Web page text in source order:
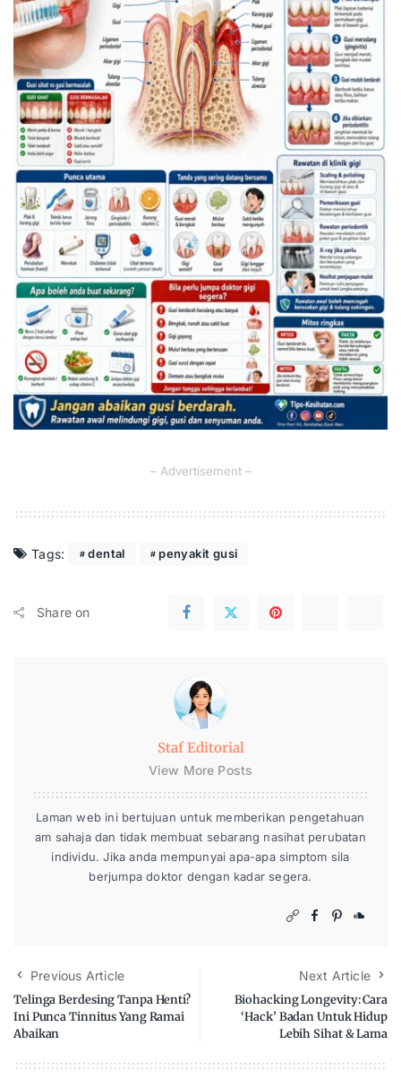
– Advertisement –
Tags: dental penyakit gusi
Share on
Staf Editorial
View More Posts
Laman web ini bertujuan untuk memberikan pengetahuan
am sahaja dan tidak membuat sebarang nasihat perubatan
individu. Jika anda mempunyai apa-apa simptom sila
berjumpa doktor dengan kadar segera.
Previous Article
Telinga Berdesing Tanpa Henti?
Ini Punca Tinnitus Yang Ramai
Abaikan
Next Article
Biohacking Longevity: Cara
‘Hack’ Badan Untuk Hidup
Lebih Sihat & Lama